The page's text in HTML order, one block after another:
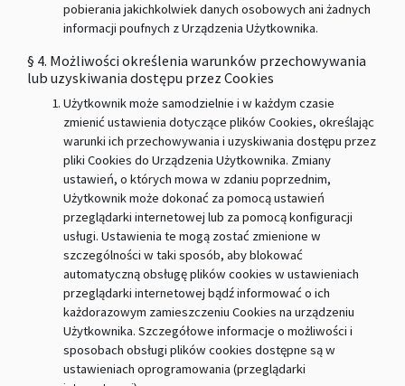
pobierania jakichkolwiek danych osobowych ani żadnych
informacji poufnych z Urządzenia Użytkownika.
§ 4. Możliwości określenia warunków przechowywania
lub uzyskiwania dostępu przez Cookies
Użytkownik może samodzielnie i w każdym czasie
zmienić ustawienia dotyczące plików Cookies, określając
warunki ich przechowywania i uzyskiwania dostępu przez
pliki Cookies do Urządzenia Użytkownika. Zmiany
ustawień, o których mowa w zdaniu poprzednim,
Użytkownik może dokonać za pomocą ustawień
przeglądarki internetowej lub za pomocą konfiguracji
usługi. Ustawienia te mogą zostać zmienione w
szczególności w taki sposób, aby blokować
automatyczną obsługę plików cookies w ustawieniach
przeglądarki internetowej bądź informować o ich
każdorazowym zamieszczeniu Cookies na urządzeniu
Użytkownika. Szczegółowe informacje o możliwości i
sposobach obsługi plików cookies dostępne są w
ustawieniach oprogramowania (przeglądarki